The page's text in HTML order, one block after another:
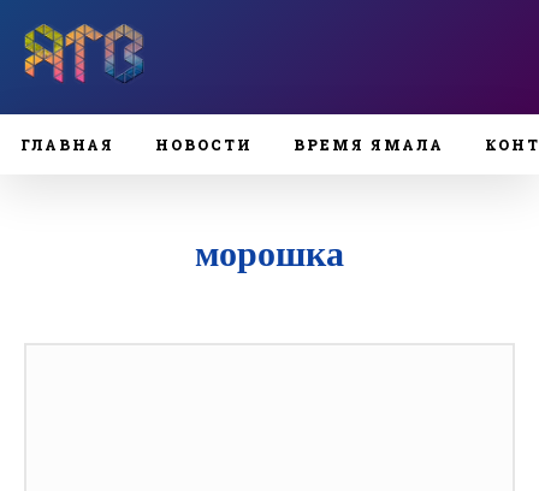
ГЛАВНАЯ НОВОСТИ ВРЕМЯ ЯМАЛА
морошка